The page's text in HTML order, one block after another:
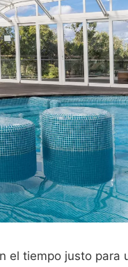
el tiempo justo para